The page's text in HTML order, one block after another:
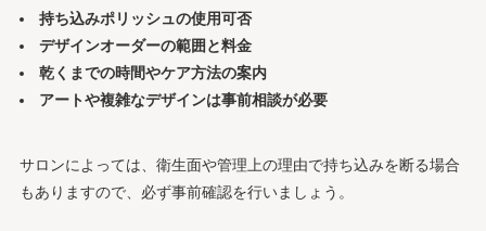
持ち込みポリッシュの使用可否
デザインオーダーの範囲と料金
乾くまでの時間やケア方法の案内
アートや複雑なデザインは事前相談が必要
サロンによっては、衛生面や管理上の理由で持ち込みを断る場合
もありますので、必ず事前確認を行いましょう。